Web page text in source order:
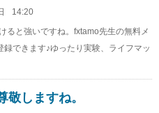
14:20
ると強いですね。fxtamo先生の無料メ
できます♪ゆったり実験、ライフマッ
敬しますね。